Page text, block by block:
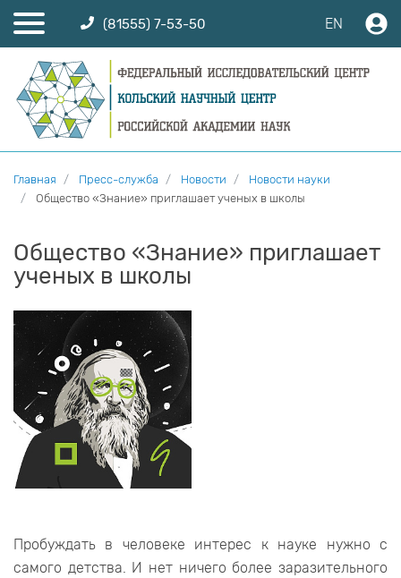
(81555) 7-53-50 EN
Главная Пресс-служба Новости
Новости науки
Общество «Знание» приглашает ученых в школы
Общество «Знание» приглашает
ученых в школы
Пробуждать в человеке интерес к науке нужно с
самого детства. И нет ничего более заразительного